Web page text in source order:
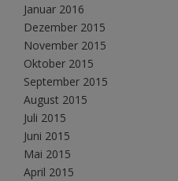
Januar 2016
Dezember 2015
November 2015
Oktober 2015
September 2015
August 2015
Juli 2015
Juni 2015
Mai 2015
April 2015